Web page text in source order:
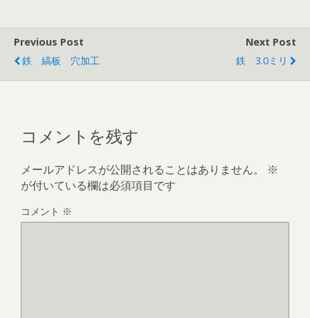
Previous Post
鉄 縞板 穴加工
Next Post
鉄 3.0ミリ
コメントを残す
メールアドレスが公開されることはありません。
※
が付いている欄は必須項目です
コメント ※